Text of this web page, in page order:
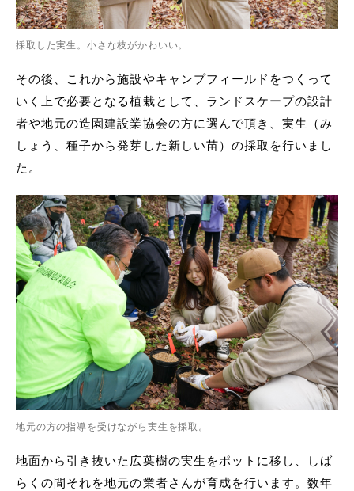
採取した実生。小さな枝がかわいい。
その後、これから施設やキャンプフィールドをつくって
いく上で必要となる植栽として、ランドスケープの設計
者や地元の造園建設業協会の方に選んで頂き、実生（み
しょう、種子から発芽した新しい苗）の採取を行いまし
た。
地元の方の指導を受けながら実生を採取。
地面から引き抜いた広葉樹の実生をポットに移し、しば
らくの間それを地元の業者さんが育成を行います。数年